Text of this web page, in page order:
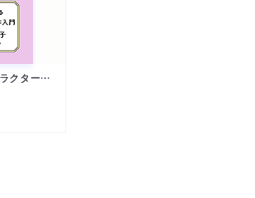
７日でできるキャラクター創作入門